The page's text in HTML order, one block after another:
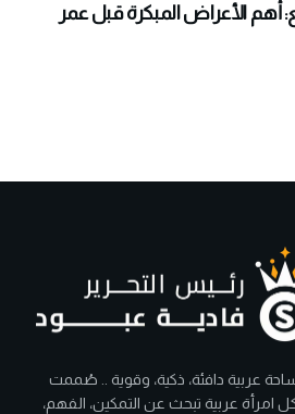
أهم الأعراض المبكرة قبل عمر
عربية دافئة، ذكية، وقوية .. صُممت
امرأة عربية تبحث عن التمكين، الفهم،